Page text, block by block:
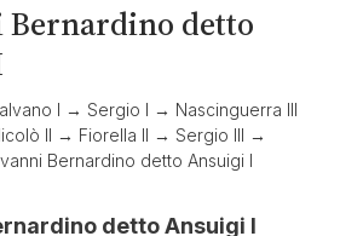
Bernardino detto
I → Sergio I → Nascinguerra III
II → Fiorella II → Sergio III →
Bernardino detto Ansuigi I
detto Ansuigi I